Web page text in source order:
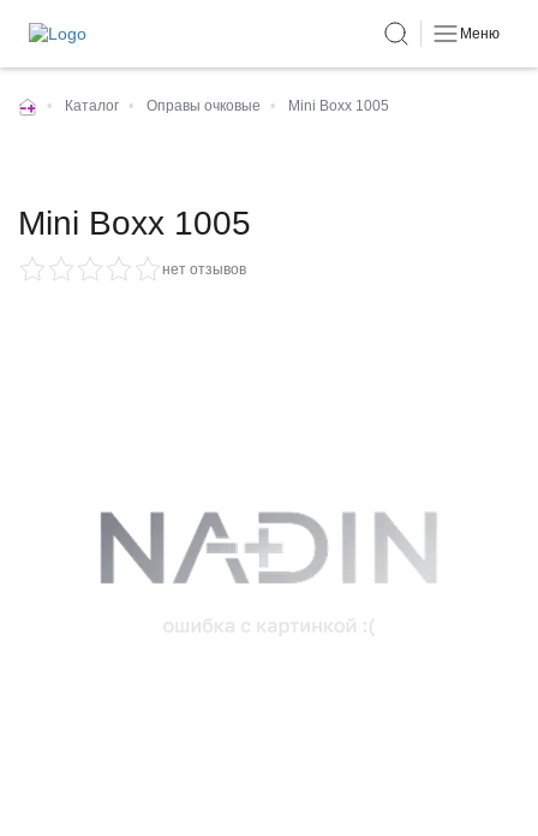
Меню
• Каталог • Оправы очковые • Mini Boxx 1005
Mini Boxx 1005
нет отзывов